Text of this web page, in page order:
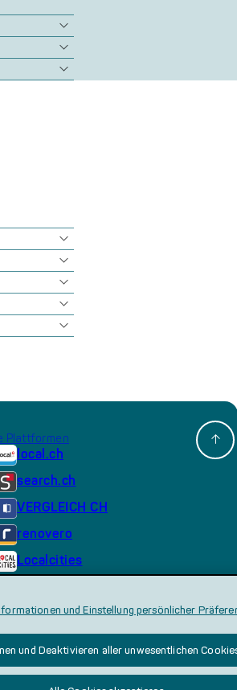
Plattformen
local.ch
search.ch
VERGLEICH CH
renovero
Localcities
und Einstellung persönlicher
und Deaktivieren aller unwesentlichen